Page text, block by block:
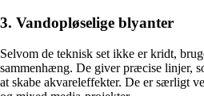
3. Vandopløselige blyanter
Selvom de teknisk set ikke er kridt,
sammenhæng. De giver præcise linjer,
at skabe akvareleffekter. De er særligt